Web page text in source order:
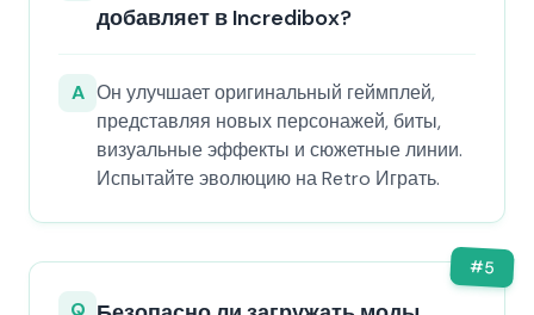
добавляет в Incredibox?
A Он улучшает оригинальный геймплей,
представляя новых персонажей, биты,
визуальные эффекты и сюжетные линии.
Испытайте эволюцию на Retro Играть.
#5
Q